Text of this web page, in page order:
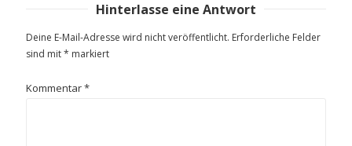
Hinterlasse eine Antwort
Deine E-Mail-Adresse wird nicht veröffentlicht. Erforderliche Felder
sind mit* markiert
Kommentar*